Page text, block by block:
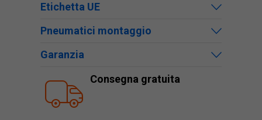
Etichetta UE
Pneumatici montaggio
Garanzia
Consegna gratuita